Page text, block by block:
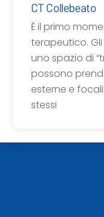
CT Collebeato
È il primo
terapeutico.
uno spazio di
possono
esterne e
stessi